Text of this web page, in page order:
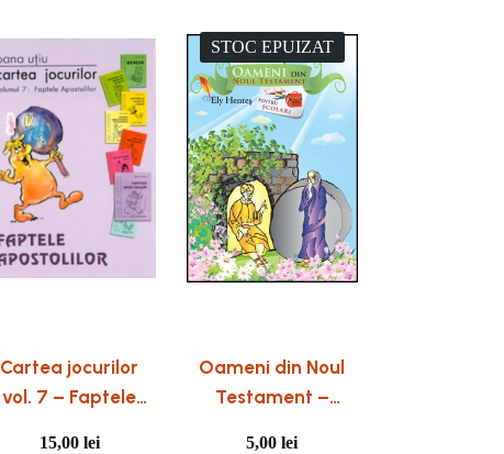
Cartea jocurilor
vol. 7 – Faptele
15,00 lei
STOC EPUIZAT
Oameni din Noul
Testament –
5,00lei